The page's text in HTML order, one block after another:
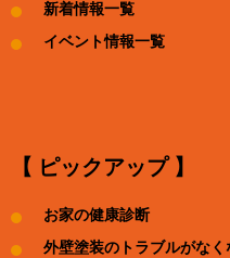
新着情報一覧
イベント情報一覧
【 ピックアップ 】
お家の健康診断
外壁塗装のトラブルがな